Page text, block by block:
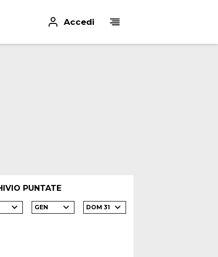
Accedi
PUNTATE
GEN DOM 31